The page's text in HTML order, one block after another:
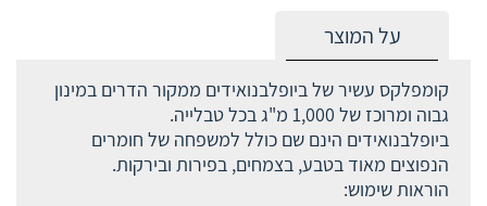
על המוצר
קומפלקס עשיר של ביופלבנואידים ממקור הדרים במינון
גבוה ומרוכז של 1,000 מ"ג בכל טבלייה.
ביופלבנואידים הינם שם כולל למשפחה של חומרים
הנפוצים מאוד בטבע, בצמחים, בפירות ובירקות.
הוראות שימוש: